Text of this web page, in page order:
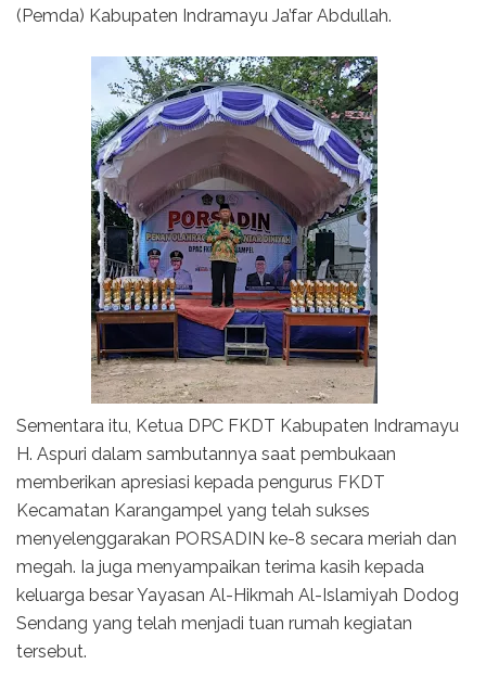
(Pemda) Kabupaten Indramayu Ja’far Abdullah.
Sementara itu, Ketua DPC FKDT Kabupaten Indramayu
H. Aspuri dalam sambutannya saat pembukaan
memberikan apresiasi kepada pengurus FKDT
Kecamatan Karangampel yang telah sukses
menyelenggarakan PORSADIN ke-8 secara meriah dan
megah. Ia juga menyampaikan terima kasih kepada
keluarga besar Yayasan Al-Hikmah Al-Islamiyah Dodog
Sendang yang telah menjadi tuan rumah kegiatan
tersebut.